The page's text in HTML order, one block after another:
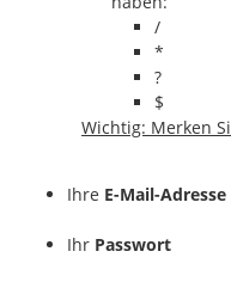
/
*
?
$
Wichtig: Merken
Ihre E-Mail-Adresse
Ihr Passwort